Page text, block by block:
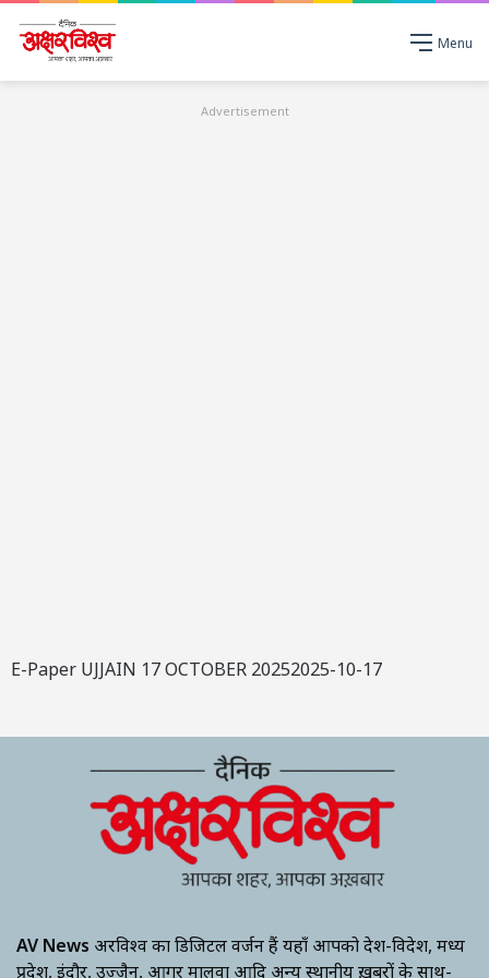
Menu
Advertisement
E-Paper UJJAIN 17 OCTOBER 20252025-10-17
AV News अक्षरविश्व का डिजिटल वर्जन हैं यहाँ आपको देश-विदेश, मध्य
प्रदेश, इंदौर, उज्जैन, आगर मालवा आदि अन्य स्थानीय ख़बरों के साथ-